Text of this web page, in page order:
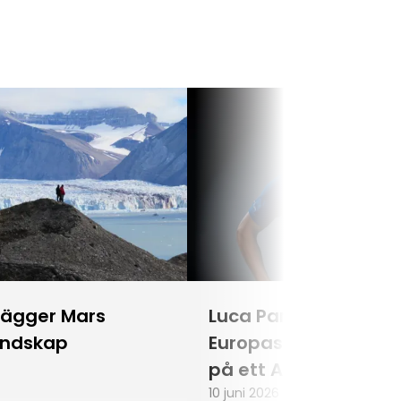
Mars
Luca Parmitano blir
Europas första
på ett
10 juni 2026